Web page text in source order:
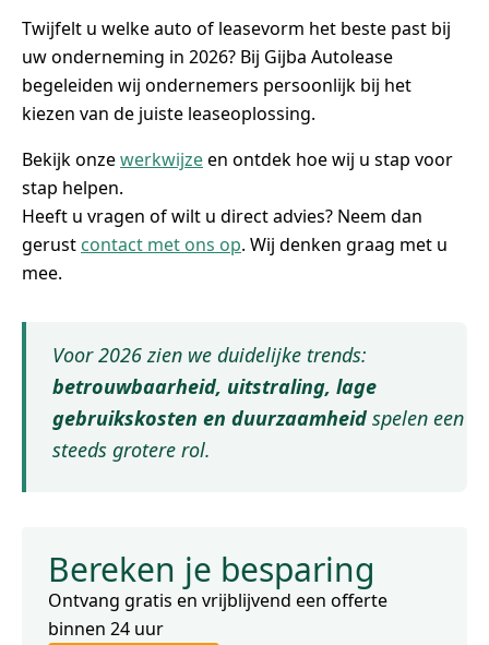
Twijfelt u welke auto of leasevorm het beste past bij
uw onderneming in 2026? Bij Gijba Autolease
begeleiden wij ondernemers persoonlijk bij het
kiezen van de juiste leaseoplossing.
Bekijk onzewerkwijzeen ontdek hoe wij u stap voor
stap helpen.
Heeft u vragen of wilt u direct advies? Neem dan
gerust contact met ons op. Wij denken graag met u
mee.
Voor 2026 zien we duidelijke trends:
betrouwbaarheid, uitstraling, lage
gebruikskosten en duurzaamheid spelen een
steeds grotere rol.
Bereken je besparing
Ontvang gratis en vrijblijvend een offerte
binnen 24 uur